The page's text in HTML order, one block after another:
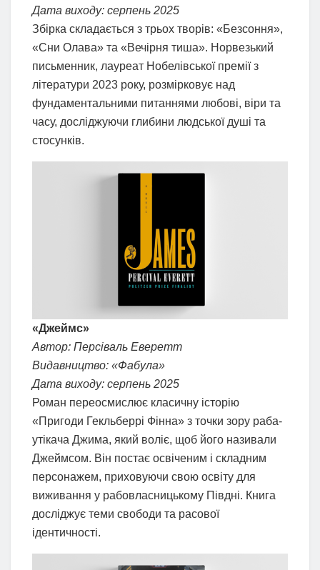
Дата виходу: серпень 2025
Збірка складається з трьох творів: «Безсоння»,
«Сни Олава» та «Вечірня тиша». Норвезький
письменник, лауреат Нобелівської премії з
літератури 2023 року, розмірковує над
фундаментальними питаннями любові, віри та
часу, досліджуючи глибини людської душі та
стосунків.
«Джеймс»
Автор: Персіваль Еверетт
Видавництво: «Фабула»
Дата виходу: серпень 2025
Роман переосмислює класичну історію
«Пригоди Гекльберрі Фінна» з точки зору раба-
утікача Джима, який воліє, щоб його називали
Джеймсом. Він постає освіченим і складним
персонажем, приховуючи свою освіту для
виживання у рабовласницькому Півдні. Книга
досліджує теми свободи та расової
ідентичності.